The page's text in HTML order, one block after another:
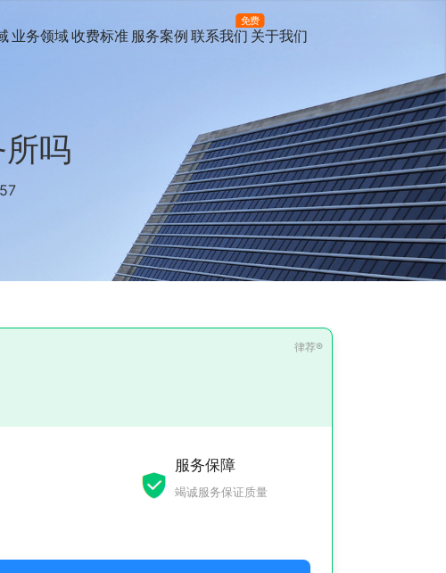
业务领域收费标准 服务案例 联系我们
免费
关于我们
吗
服务保障
竭诚服务保证质量